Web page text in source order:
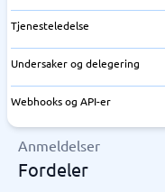
Tjenesteledelse
Undersaker og delegering
Webhooks og API-er
Anmeldelser
Fordeler